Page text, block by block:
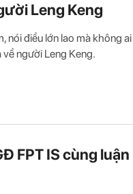
Leng Keng
nói điều lớn lao mà không ai
người Leng Keng.
FPT IS cùng luận